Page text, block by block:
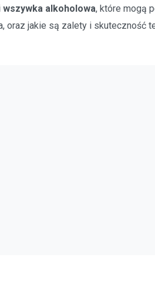
wszywka alkoholowa, które mogą
oraz jakie są zalety i skuteczność